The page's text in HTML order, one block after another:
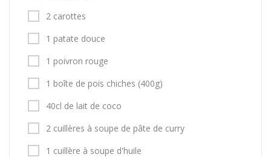
2 carottes
1 patate douce
1 poivron rouge
1 boîte de pois chiches (400g)
40cl de lait de coco
2 cuillères à soupe de pâte de curry
1 cuillère à soupe d'huile